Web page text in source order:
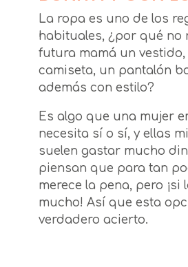
La ropa es uno de los
habituales, ¿por qué no
futura mamá un vestido,
camiseta, un pantalón
además con estilo?
Es algo que una mujer
necesita sí o sí, y ellas
suelen gastar mucho
piensan que para tan
merece la pena, pero ¡si
mucho! Así que esta
verdadero acierto.